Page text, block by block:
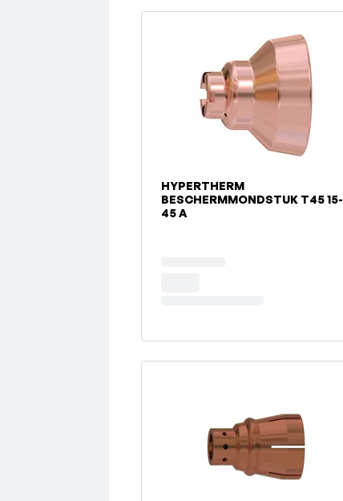
HYPERTHERM
BESCHERMMONDSTUK T45 15-
45 A